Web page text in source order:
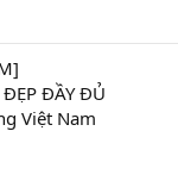
ĐẸP ĐẦY ĐỦ
Việt Nam